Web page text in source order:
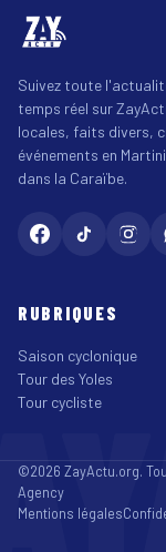
Suivez toute
temps réel sur
locales, faits divers,
événements en
dans la Caraïbe.
RUBRIQUES
Saison cyclonique
Tour des Yoles
Tour cycliste
©2026 ZayActu.org.
Agency
Mentions légales